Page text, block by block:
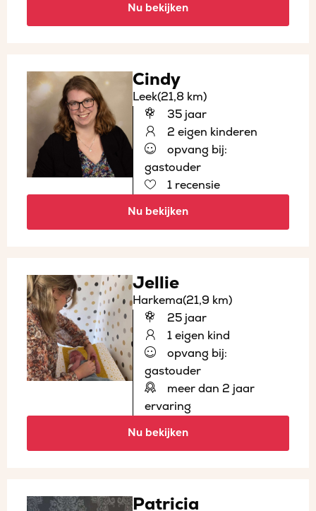
Nu bekijken
Cindy
Leek(21,8 km)
35 jaar
2 eigen kinderen
opvang bij:
gastouder
1 recensie
Nu bekijken
Jellie
Harkema(21,9 km)
25 jaar
1 eigen kind
opvang bij:
gastouder
meer dan 2 jaar
ervaring
Nu bekijken
Patricia